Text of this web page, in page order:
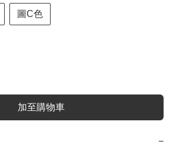
圖C色
加至購物車
−